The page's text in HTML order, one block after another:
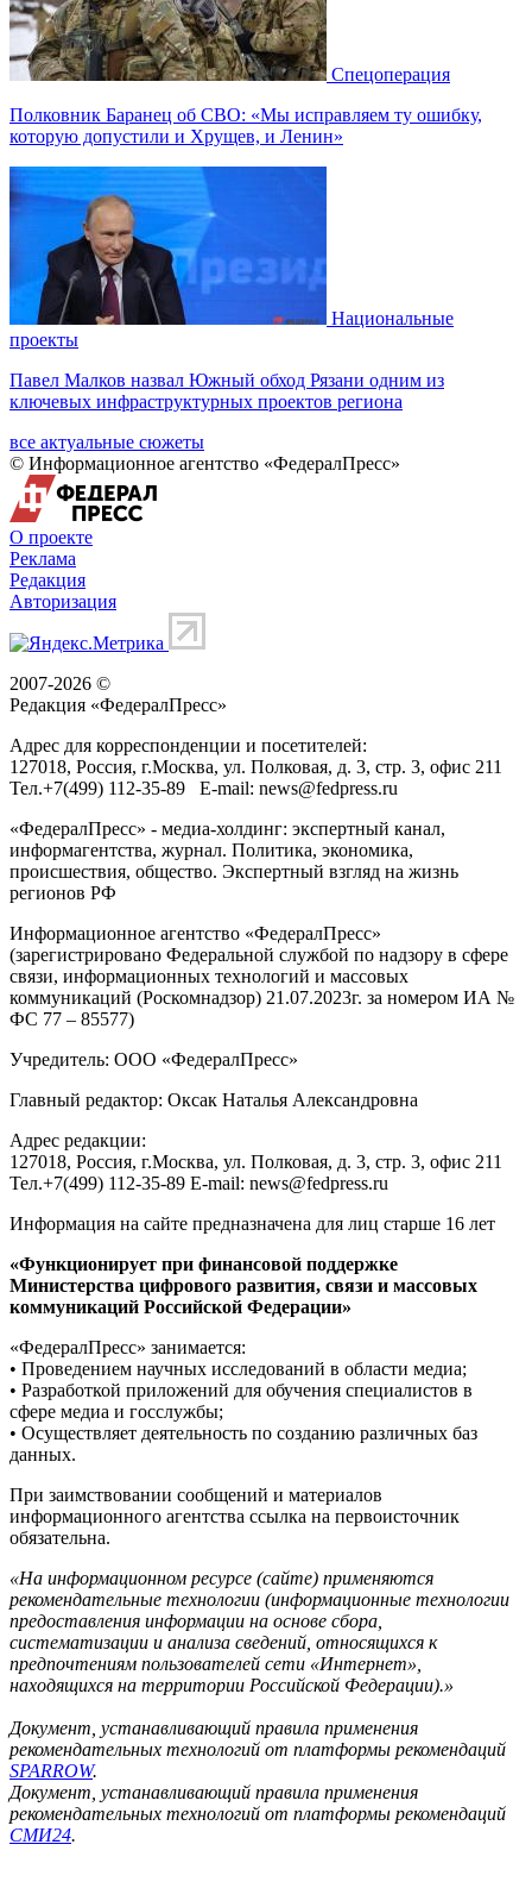
Спецоперация
Полковник Баранец об СВО: «Мы исправляем ту ошибку,
которую допустили и Хрущев, и Ленин»
Национальные
проекты
Павел Малков назвал Южный обход Рязани одним из
ключевых инфраструктурных проектов региона
все актуальные сюжеты
© Информационное агентство «ФедералПресс»
О проекте
Реклама
Редакция
Авторизация
2007-2026 ©
Редакция «ФедералПресс»
Адрес для корреспонденции и посетителей:
127018, Россия, г.Москва, ул. Полковая, д. 3, стр. 3, офис 211
Тел.+7(499) 112-35-89 E-mail: news@fedpress.ru
«ФедералПресс» - медиа-холдинг: экспертный канал,
информагентства, журнал. Политика, экономика,
происшествия, общество. Экспертный взгляд на жизнь
регионов РФ
Информационное агентство «ФедералПресс»
(зарегистрировано Федеральной службой по надзору в сфере
связи, информационных технологий и массовых
коммуникаций (Роскомнадзор) 21.07.2023г. за номером ИА №
ФС 77 – 85577)
Учредитель: ООО «ФедералПресс»
Главный редактор: Оксак Наталья Александровна
Адрес редакции:
127018, Россия, г.Москва, ул. Полковая, д. 3, стр. 3, офис 211
Тел.+7(499) 112-35-89 E-mail: news@fedpress.ru
Информация на сайте предназначена для лиц старше 16 лет
«Функционирует при финансовой поддержке
Министерства цифрового развития, связи и массовых
коммуникаций Российской Федерации»
«ФедералПресс» занимается:
• Проведением научных исследований в области медиа;
• Разработкой приложений для обучения специалистов в
сфере медиа и госслужбы;
• Осуществляет деятельность по созданию различных баз
данных.
При заимствовании сообщений и материалов
информационного агентства ссылка на первоисточник
обязательна.
«На информационном ресурсе (сайте) применяются
рекомендательные технологии (информационные технологии
предоставления информации на основе сбора,
систематизации и анализа сведений, относящихся к
предпочтениям пользователей сети «Интернет»,
находящихся на территории Российской Федерации).»
Документ, устанавливающий правила применения
рекомендательных технологий от платформы рекомендаций
SPARROW.
Документ, устанавливающий правила применения
рекомендательных технологий от платформы рекомендаций
СМИ24.